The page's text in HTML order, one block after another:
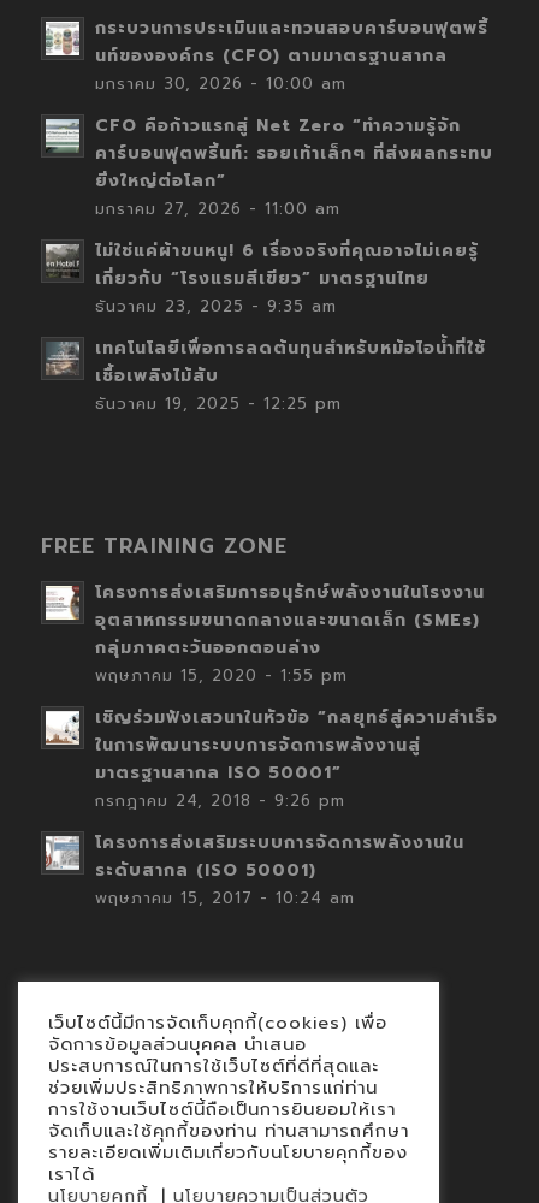
กระบวนการประเมินและทวนสอบคาร์บอนฟุตพริ้
นท์ขององค์กร (CFO) ตามมาตรฐานสากล
มกราคม 30, 2026 - 10:00 am
CFO คือก้าวแรกสู่ Net Zero “ทำความรู้จัก
คาร์บอนฟุตพริ้นท์: รอยเท้าเล็กๆ ที่ส่งผลกระทบ
ยิ่งใหญ่ต่อโลก”
มกราคม 27, 2026 - 11:00 am
ไม่ใช่แค่ผ้าขนหนู! 6 เรื่องจริงที่คุณอาจไม่เคยรู้
เกี่ยวกับ “โรงแรมสีเขียว” มาตรฐานไทย
ธันวาคม 23, 2025 - 9:35 am
เทคโนโลยีเพื่อการลดต้นทุนสำหรับหม้อไอน้ำที่ใช้
เชื้อเพลิงไม้สับ
ธันวาคม 19, 2025 - 12:25 pm
FREE TRAINING ZONE
โครงการส่งเสริมการอนุรักษ์พลังงานในโรงงาน
อุตสาหกรรมขนาดกลางและขนาดเล็ก (SMEs)
กลุ่มภาคตะวันออกตอนล่าง
พฤษภาคม 15, 2020 - 1:55 pm
เชิญร่วมฟังเสวนาในหัวข้อ “กลยุทธ์สู่ความสำเร็จ
ในการพัฒนาระบบการจัดการพลังงานสู่
มาตรฐานสากล ISO 50001”
กรกฎาคม 24, 2018 - 9:26 pm
โครงการส่งเสริมระบบการจัดการพลังงานใน
ระดับสากล (ISO 50001)
พฤษภาคม 15, 2017 - 10:24 am
Contact
นโยบายคุกกี้
นโยบายข้อมูลส่วนบุคคล
เว็บไซต์นี้มีการจัดเก็บคุกกี้(cookies) เพื่อ
จัดการข้อมูลส่วนบุคคล นำเสนอ
ประสบการณ์ในการใช้เว็บไซต์ที่ดีที่สุดและ
ช่วยเพิ่มประสิทธิภาพการให้บริการแก่ท่าน
การใช้งานเว็บไซต์นี้ถือเป็นการยินยอมให้เรา
จัดเก็บและใช้คุกกี้ของท่าน ท่านสามารถศึกษา
รายละเอียดเพิ่มเติมเกี่ยวกับนโยบายคุกกี้ของ
เราได้
นโยบายคุกกี้ | นโยบายความเป็นส่วนตัว